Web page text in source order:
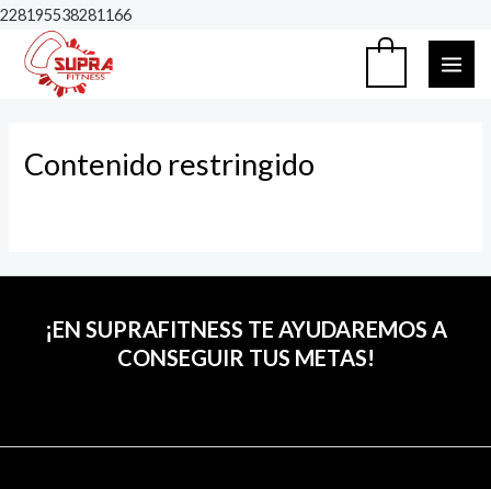
228195538281166Ir
Contenido restringido
¡EN SUPRAFITNESS TE AYUDAREMOS A
CONSEGUIR TUS METAS!